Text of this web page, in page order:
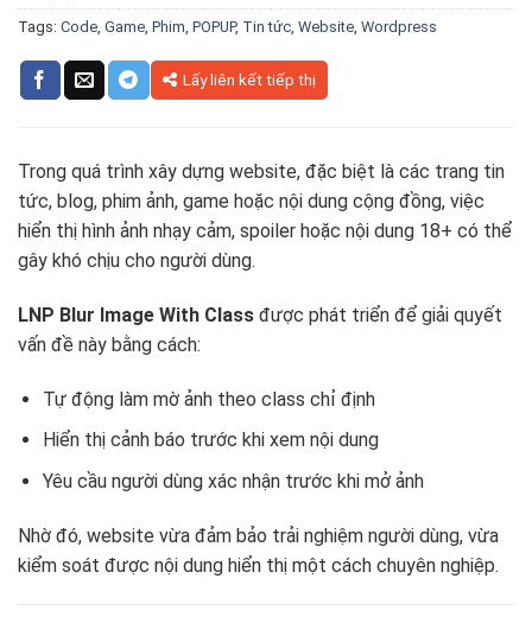
Tags: Code, Game, Phim, POPUP, Tin tức, Website, Wordpress
Lấy liên kết tiếp thị
Trong quá trình xây dựng website, đặc biệt là các trang tin
tức, blog, phim ảnh, game hoặc nội dung cộng đồng, việc
hiển thị hình ảnh nhạy cảm, spoiler hoặc nội dung 18+ có thể
gây khó chịu cho người dùng.
LNP Blur Image With Class được phát triển để giải quyết
vấn đề này bằng cách:
Tự động làm mờ ảnh theo class chỉ định
Hiển thị cảnh báo trước khi xem nội dung
Yêu cầu người dùng xác nhận trước khi mở ảnh
Nhờ đó, website vừa đảm bảo trải nghiệm người dùng, vừa
kiểm soát được nội dung hiển thị một cách chuyên nghiệp.